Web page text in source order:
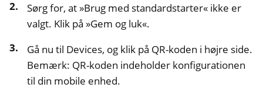
Sørg for, at »Brug med standardstarter« ikke er
valgt. Klik på »Gem og luk«.
Gå nu til Devices, og klik på QR-koden i højre side.
Bemærk: QR-koden indeholder konfigurationen
til din mobile enhed.